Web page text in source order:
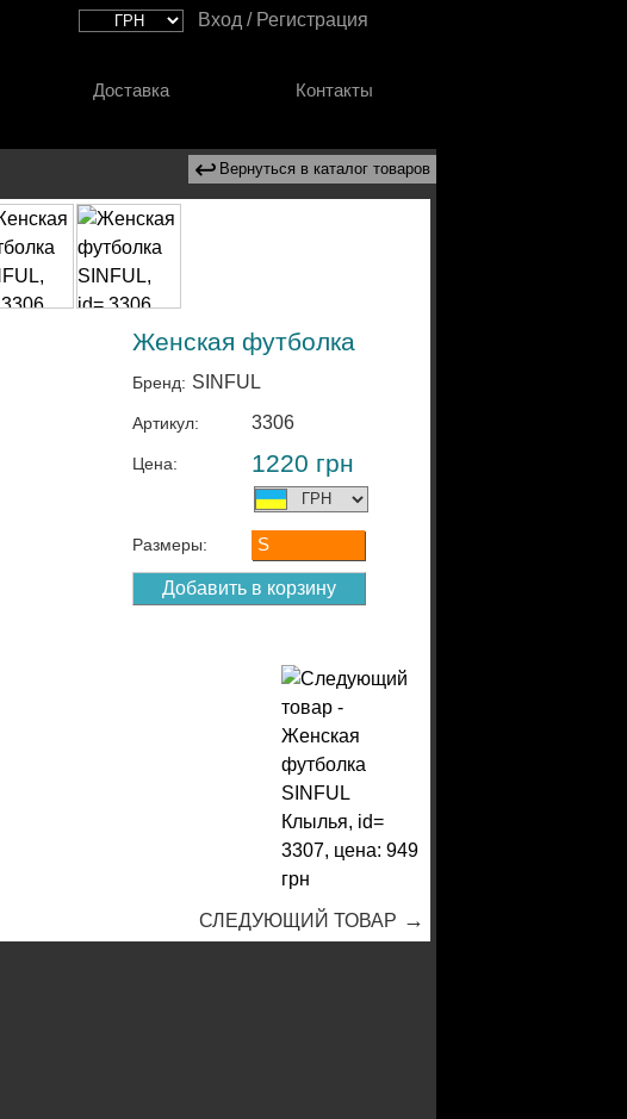
Вход / Регистрация
Доставка Контакты
↩ Вернуться в каталог товаров
Женская футболка
Бренд: SINFUL
Артикул: 3306
Цена: 1220 грн
Размеры: S
СЛЕДУЮЩИЙ ТОВАР →